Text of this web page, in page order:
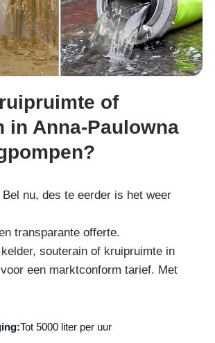
of
in Anna-Paulowna
nu, des te eerder is het weer
transparante offerte.
souterain of kruipruimte in
een marktconform tarief. Met
Tot 5000 liter per uur